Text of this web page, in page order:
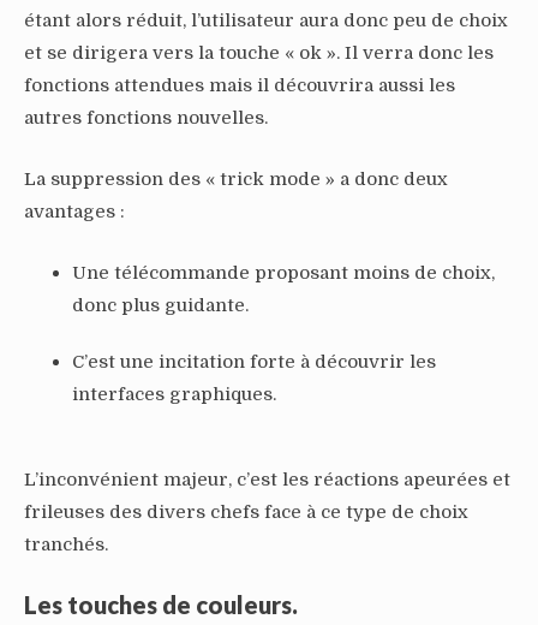
étant alors réduit, l’utilisateur aura donc peu de choix
et se dirigera vers la touche « ok ». Il verra donc les
fonctions attendues mais il découvrira aussi les
autres fonctions nouvelles.
La suppression des « trick mode » a donc deux
avantages :
Une télécommande proposant moins de choix,
donc plus guidante.
C’est une incitation forte à découvrir les
interfaces graphiques.
L’inconvénient majeur, c’est les réactions apeurées et
frileuses des divers chefs face à ce type de choix
tranchés.
Les touches de couleurs.